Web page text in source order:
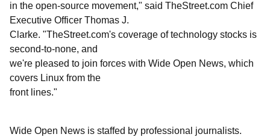
in the open-source movement," said TheStreet.com Chief
Executive Officer Thomas J.
Clarke. "TheStreet.com's coverage of technology stocks is
second-to-none, and
we're pleased to join forces with Wide Open News, which
covers Linux from the
front lines."
Wide Open News is staffed by professional journalists.